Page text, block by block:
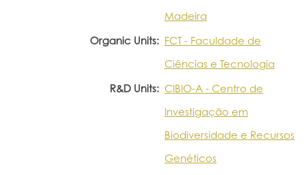
Madeira
Organic Units: FCT - Faculdade de
Ciências e Tecnologia
R&D Units: CIBIO-A - Centro de
Investigação em
Biodiversidade e Recursos
Genéticos